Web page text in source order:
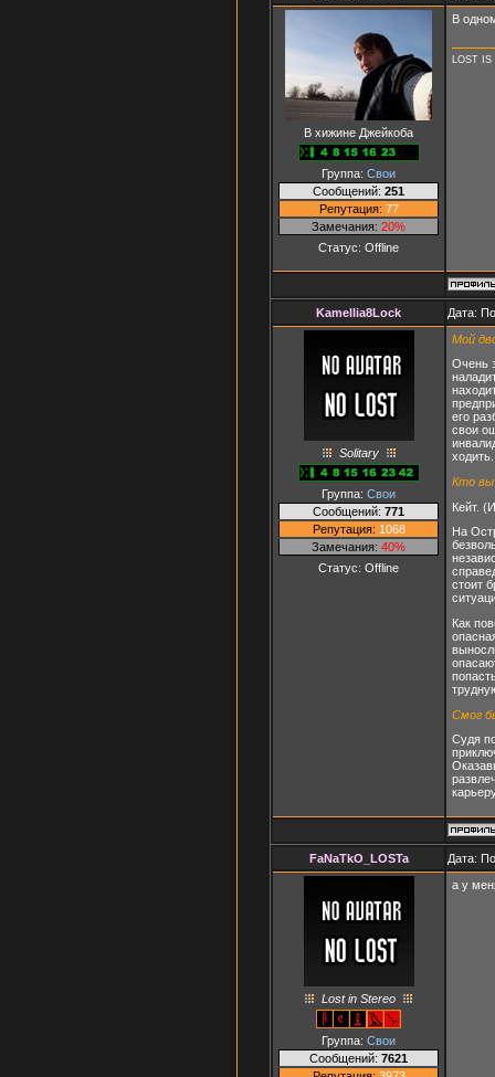
В хижине Джейкоба
Группа: Свои
Сообщений: 251
Репутация: 77
Замечания: 20%
Статус: Offline
В
LOST
Kamellia8Lock Дата:
Solitary
Группа: Свои
Сообщений: 771
Репутация: 1068
Замечания: 40%
Статус: Offline
Мой
Очень
его
свои
ходить.
Кто вы
Кейт.
На
стоит
Как
Смог
Судя
FaNaTkO_LOSTa Дата:
Lost in Stereo
Группа: Свои
Сообщений: 7621
а у